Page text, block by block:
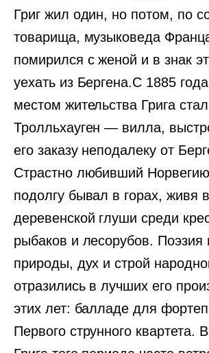
Григ жил один, но потом, по
товарища, музыковеда
помирился с женой и в знак
уехать из Бергена.С 1885
местом жительства Грига стал
Тролльхауген — вилла,
его заказу неподалеку от
Страстно любивший
подолгу бывал в горах, живя в
деревенской глуши среди
рыбаков и лесорубов. Поэзия
природы, дух и строй
отразились в лучших его
этих лет: балладе для
Первого струнного квартета.